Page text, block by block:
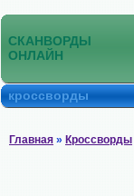
СКАНВОРДЫ
ОНЛАЙН
кроссворды
Главная » Кроссворды